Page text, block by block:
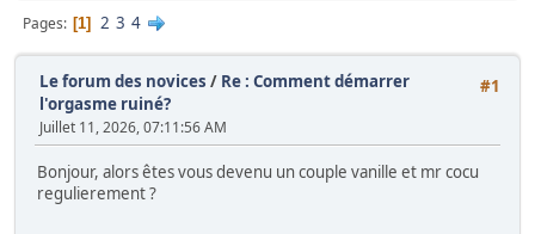
Pages 1 2 3 4
#1
Le forum des novices / Re : Comment démarrer
l'orgasme ruiné?
Juillet 11, 2026, 07:11:56 AM
Bonjour, alors êtes vous devenu un couple vanille et mr cocu
regulierement ?